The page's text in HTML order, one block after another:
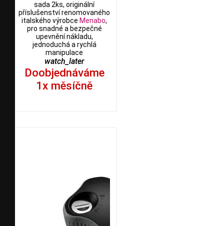
sada 2ks, originální
příslušenství renomovaného
italského výrobce Menabo,
pro snadné a bezpečné
upevnění nákladu,
jednoduchá a rychlá
manipulace
watch_later
Doobjednáváme
1x měsíčně